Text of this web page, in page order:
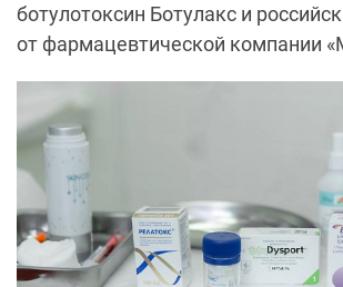
ботулотоксин Ботулакс и
от фармацевтической компании